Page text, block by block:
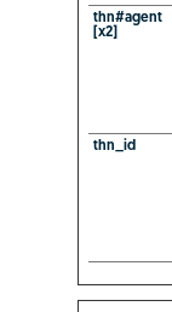
thn#agent
[x2]
thn_id